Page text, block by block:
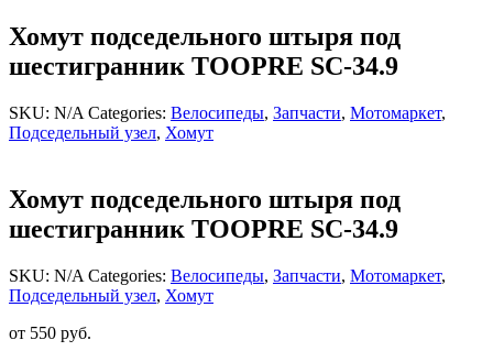
Хомут подседельного штыря под
шестигранник TOOPRE SC-34.9
SKU: N/A Categories: Велосипеды, Запчасти, Мотомаркет,
Подседельный узел, Хомут
Хомут подседельного штыря под
шестигранник TOOPRE SC-34.9
SKU: N/A Categories: Велосипеды, Запчасти, Мотомаркет,
Подседельный узел, Хомут
от 550 руб.